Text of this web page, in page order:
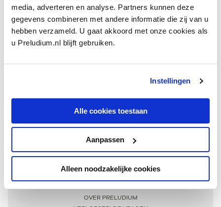
media, adverteren en analyse. Partners kunnen deze
gegevens combineren met andere informatie die zij van u
hebben verzameld. U gaat akkoord met onze cookies als
u Preludium.nl blijft gebruiken.
Instellingen
Alle cookies toestaan
Aanpassen
Alleen noodzakelijke cookies
Meer informatie
OVER PRELUDIUM